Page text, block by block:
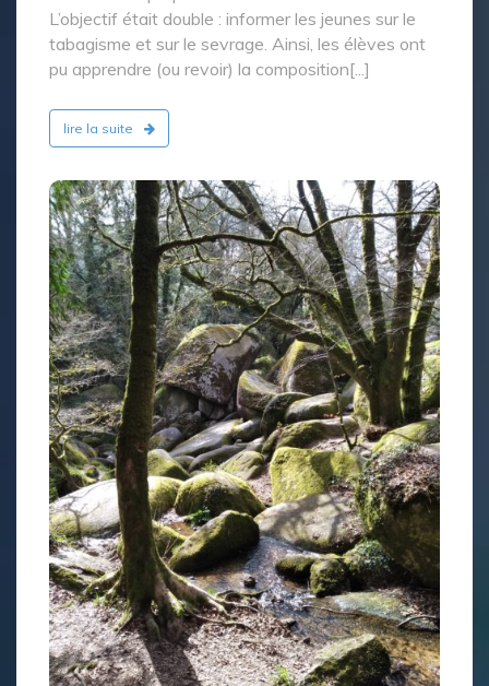
L’objectif était double : informer les jeunes sur le
tabagisme et sur le sevrage. Ainsi, les élèves ont
pu apprendre (ou revoir) la composition[...]
lire la suite